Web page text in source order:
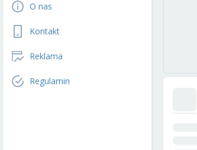
O nas
Kontakt
Reklama
Regulamin